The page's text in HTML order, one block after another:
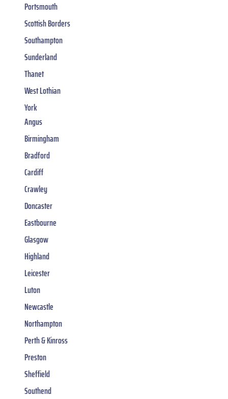
Portsmouth
Scottish Borders
Southampton
Sunderland
Thanet
West Lothian
York
Angus
Birmingham
Bradford
Cardiff
Crawley
Doncaster
Eastbourne
Glasgow
Highland
Leicester
Luton
Newcastle
Northampton
Perth & Kinross
Preston
Sheffield
Southend